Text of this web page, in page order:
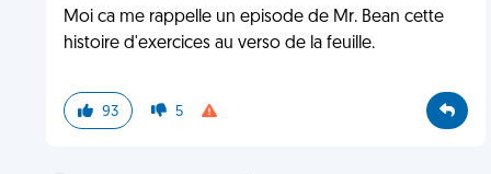
Moi ca me rappelle un episode de Mr. Bean cette
histoire d'exercices au verso de la feuille.
93 5